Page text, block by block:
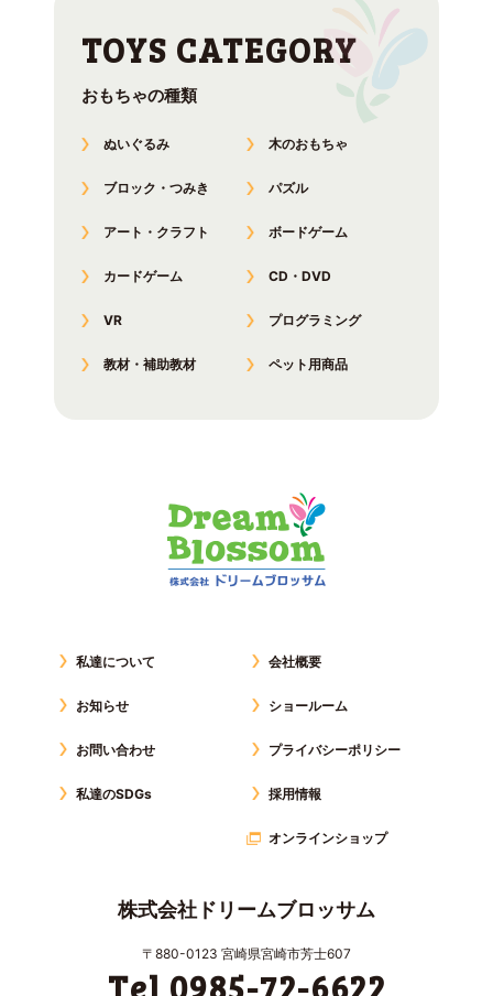
おもちゃの種類
ぬいぐるみ 木のおもちゃ
ブロック・つみき パズル
アート・クラフト ボードゲーム
カードゲーム CD・DVD
VR プログラミング
教材・補助教材 ペット用商品
私達について
お知らせ
お問い合わせ
私達のSDGs
会社概要
ショールーム
プライバシーポリシー
採用情報
オンラインショップ
株式会社ドリームブロッサム
〒880-0123 宮崎県宮崎市芳士607
Tel 0985-72-6622